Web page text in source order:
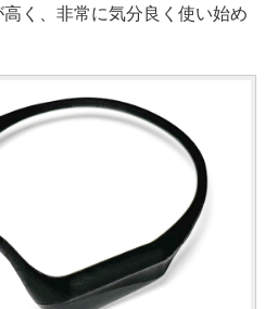
く、非常に気分良く使い始め